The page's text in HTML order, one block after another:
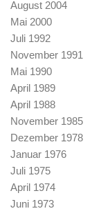
August 2004
Mai 2000
Juli 1992
November 1991
Mai 1990
April 1989
April 1988
November 1985
Dezember 1978
Januar 1976
Juli 1975
April 1974
Juni 1973